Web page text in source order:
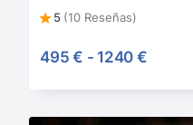
5 (10 Reseñas)
495 € - 1240 €